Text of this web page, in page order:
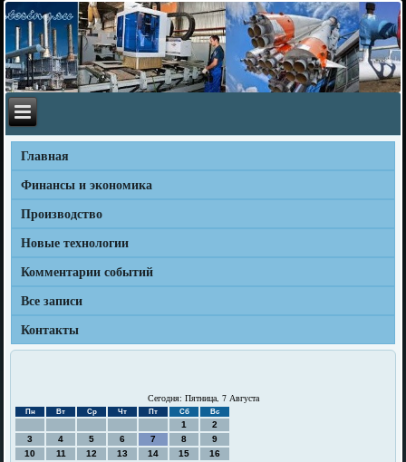
Главная
Финансы и экономика
Производство
Новые технологии
Комментарии событий
Все записи
Контакты
Сегодня: Пятница, 7 Августа
Пн Вт Ср Чт Пт Сб Вс
1
2
3
4 5 6 7 8
9
10
11 12 13 14 15
16